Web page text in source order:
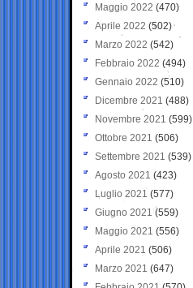
Maggio 2022 (470)
Aprile 2022 (502)
Marzo 2022 (542)
Febbraio 2022 (494)
Gennaio 2022 (510)
Dicembre 2021 (488)
Novembre 2021 (599)
Ottobre 2021 (506)
Settembre 2021 (539)
Agosto 2021 (423)
Luglio 2021 (577)
Giugno 2021(559)
Maggio 2021 (556)
Aprile 2021 (506)
Marzo 2021 (647)